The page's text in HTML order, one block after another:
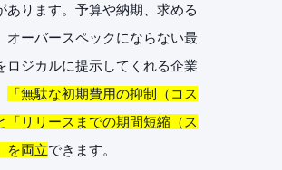
あります。予算や納期、求める
オーバースペックにならない最
ロジカルに提示してくれる企業
「無駄な初期費用の抑制（コス
「リリースまでの期間短縮（ス
を両立できます。